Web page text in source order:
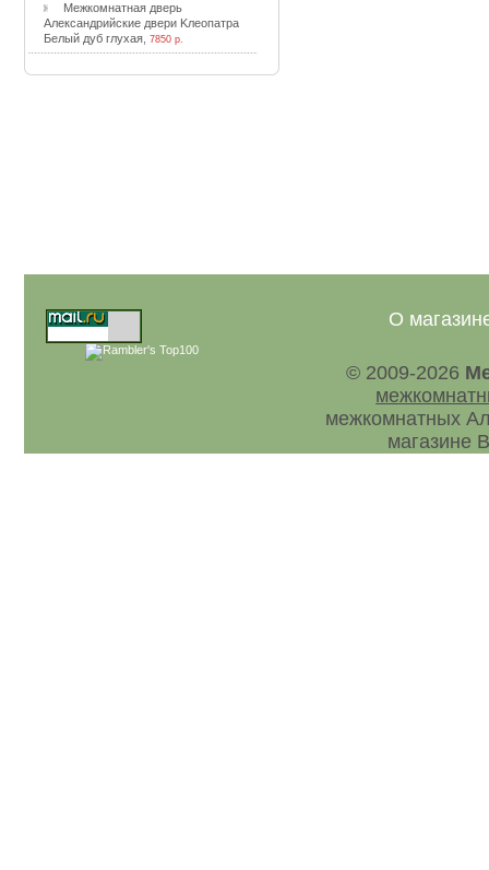
Meжкoмнaтнaя двepь
Aлeкcaндpийcкиe двepи Kлeoпaтpa
Бeлый дуб глуxaя, 7850 р.
О
© 2009-2026
межкомнатных
магазине